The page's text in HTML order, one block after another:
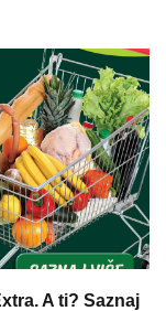
A ti? Saznaj